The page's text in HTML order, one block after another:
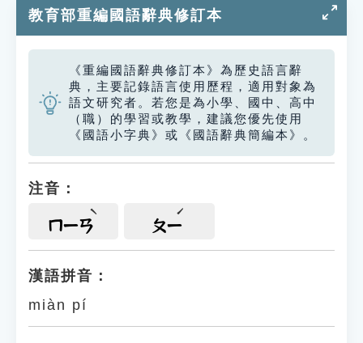
教育部重編國語辭典修訂本
《重編國語辭典修訂本》為歷史語言辭
典，主要記錄語言使用歷程，適用對象為
語文研究者。若您是為小學、國中、高中
（職）的學習或教學，建議您優先使用
《國語小字典》或《國語辭典簡編本》。
注音：
ㄇㄧㄢ ㄆㄧ
漢語拼音：
miàn pí